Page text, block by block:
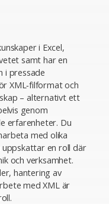
i Excel,
samt har en
i pressade
XML‑filformat och
– alternativt ett
genom
erfarenheter. Du
med olika
en roll där
och verksamhet.
hantering av
med XML är